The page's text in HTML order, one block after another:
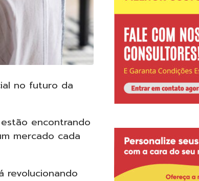
no futuro da
encontrando
mercado cada
revolucionando